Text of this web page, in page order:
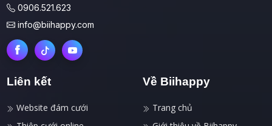
0906.521.623
info@biihappy.com
Liên kết
Website đám cưới
Về Biihappy
Trang chủ